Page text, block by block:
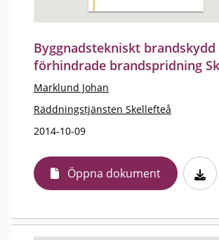
Byggnadstekniskt brandskydd
förhindrade brandspridning
Marklund Johan
Räddningstjänsten Skellefteå
2014-10-09
Öppna dokument